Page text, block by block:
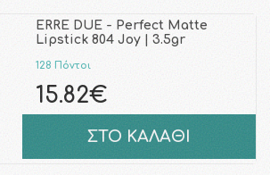
ERRE DUE - Perfect Matte
Lipstick 804 Joy | 3.5gr
128 Πόντοι
15.82€
ΣΤΟ ΚΑΛΑΘΙ